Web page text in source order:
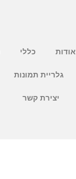
אודות כללי
גלריית תמונות
יצירת קשר